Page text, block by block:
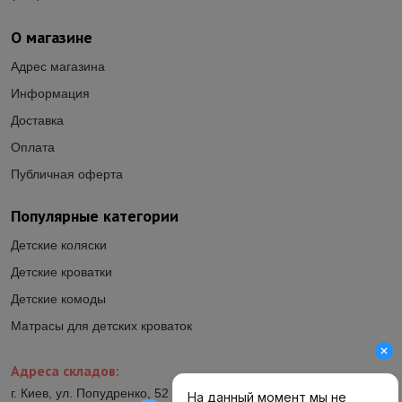
Популярные категории
Детские коляски
Детские кроватки
Детские комоды
Матрасы для детских кроваток
О магазине
Адрес магазина
Информация
Доставка
Оплата
Публичная оферта
Адреса складов:
г. Киев, ул. Попудренко, 52 (ул.Гетьмана Павла Полуботка, 52)